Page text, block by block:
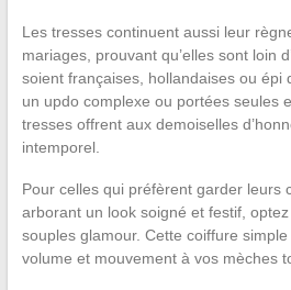
Les tresses continuent aussi leur
mariages, prouvant qu’elles sont loin
soient françaises, hollandaises ou épi
un updo complexe ou portées seules
tresses offrent aux demoiselles
intemporel.
Pour celles qui préfèrent garder leurs
arborant un look soigné et festif,
souples glamour. Cette coiffure
volume et mouvement à vos mèches